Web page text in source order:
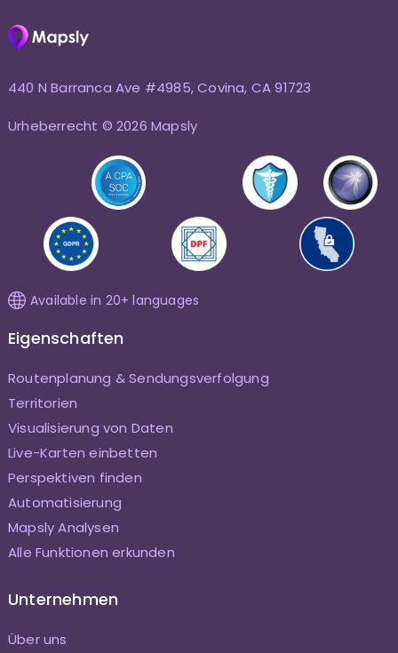
440 N Barranca Ave #4985, Covina, CA 91723
Urheberrecht © 2026 Mapsly
Available in 20+ languages
Eigenschaften
Routenplanung & Sendungsverfolgung
Territorien
Visualisierung von Daten
Live-Karten einbetten
Perspektiven finden
Automatisierung
Mapsly Analysen
Alle Funktionen erkunden
Unternehmen
Über uns